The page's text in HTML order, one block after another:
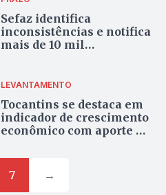
Sefaz identifica
inconsistências e notifica
mais de 10 mil
LEVANTAMENTO
Tocantins se destaca em
indicador de crescimento
econômico com aporte de
infraestrutura
7 →